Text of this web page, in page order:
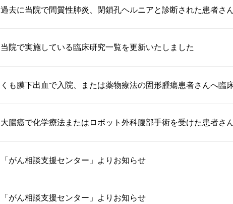
過去に当院で間質性肺炎、閉鎖孔ヘルニアと診断された患者さ
当院で実施している臨床研究一覧を更新いたしました
くも膜下出血で入院、または薬物療法の固形腫瘍患者さんへ臨
大腸癌で化学療法またはロボット外科腹部手術を受けた患者さ
「がん相談支援センター」よりお知らせ
「がん相談支援センター」よりお知らせ